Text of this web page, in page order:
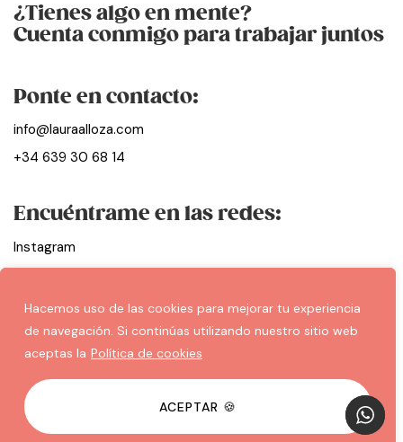
Hacemos uso de las cookies para mejorar tu experiencia
de navegación. Si continúas utilizando nuestro sitio web
aceptas la Política de cookies
ACEPTAR 🍪
¿Tienes algo en mente?
Cuenta conmigo para trabajar juntos
Ponte en contacto:
info@lauraalloza.com
+34 639 30 68 14
Encuéntrame en las redes:
Instagram
Linkedin
Politica de Cookies